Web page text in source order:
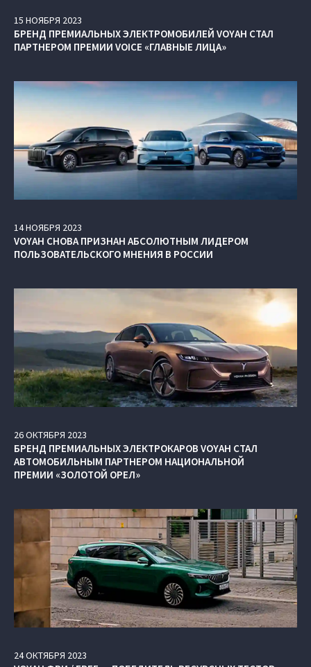
15 НОЯБРЯ 2023
БРЕНД ПРЕМИАЛЬНЫХ ЭЛЕКТРОМОБИЛЕЙ VOYAH СТАЛ
ПАРТНЕРОМ ПРЕМИИ VOICE «ГЛАВНЫЕ ЛИЦА»
14НОЯБРЯ 2023
VOYAH СНОВА ПРИЗНАН АБСОЛЮТНЫМ ЛИДЕРОМ
ПОЛЬЗОВАТЕЛЬСКОГО МНЕНИЯ В РОССИИ
26ОКТЯБРЯ 2023
БРЕНД ПРЕМИАЛЬНЫХ ЭЛЕКТРОКАРОВ VOYAH СТАЛ
АВТОМОБИЛЬНЫМ ПАРТНЕРОМ НАЦИОНАЛЬНОЙ
ПРЕМИИ «ЗОЛОТОЙ ОРЕЛ»
24ОКТЯБРЯ 2023